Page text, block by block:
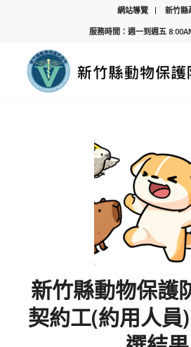
網站導覽
新竹縣
服務時間：週一到週五
新竹縣動物保護
契約工(約用人員